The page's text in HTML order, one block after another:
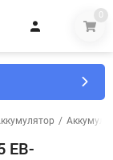
0
/
EB-